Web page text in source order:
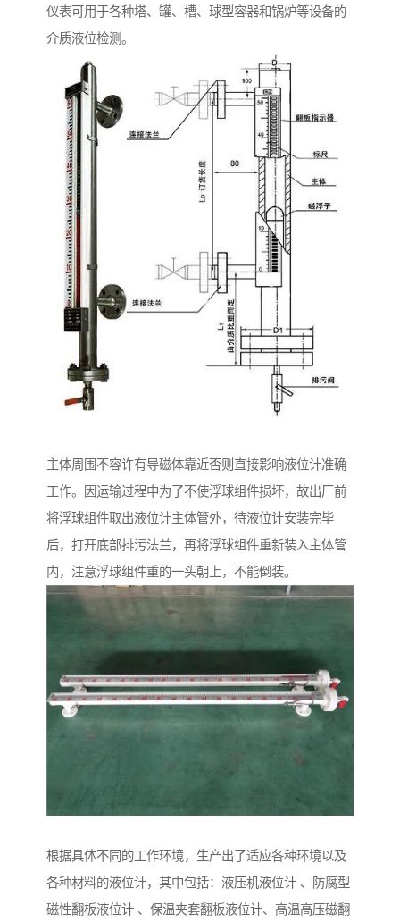
仪表可用于各种塔、罐、槽、球型容器和锅炉等设备的
介质液位检测。
主体周围不容许有导磁体靠近否则直接影响液位计准确
工作。因运输过程中为了不使浮球组件损坏，故出厂前
将浮球组件取出液位计主体管外，待液位计安装完毕
后，打开底部排污法兰，再将浮球组件重新装入主体管
内，注意浮球组件重的一头朝上，不能倒装。
根据具体不同的工作环境，生产出了适应各种环境以及
各种材料的液位计，其中包括：液压机液位计 、防腐型
磁性翻板液位计 、保温夹套翻板液位计、高温高压磁翻